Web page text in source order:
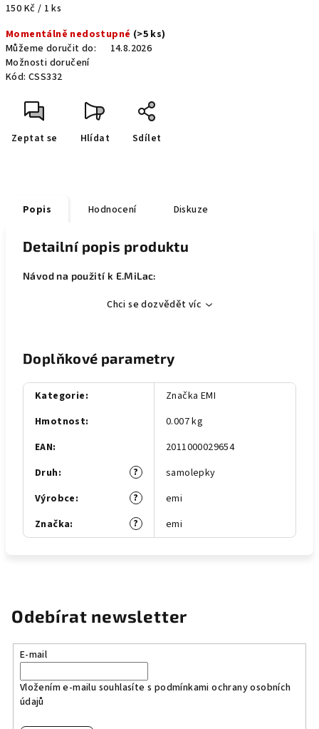
Měrná
150 Kč / 1 ks
Momentálně nedostupné (>5 ks)
Můžeme doručit do:
14.8.2026
Možnosti doručení
Kód: CSS332
Zeptat se Hlídat Sdílet
Popis Hodnocení Diskuze
Detailní popis produktu
Návod na použití k E.MiLac:
Chci se dozvědět víc
Doplňkové parametry
Kategorie:
Značka EMI
Hmotnost:
0.007 kg
EAN:
2011000029654
?
Druh:
samolepky
?
Výrobce:
emi
?
Značka: emi
Odebírat newsletter
E-mail
Vložením e-mailu souhlasíte s podmínkami ochrany osobních
údajů